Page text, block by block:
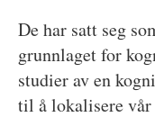
De har satt seg
grunnlaget for
studier av en
til å lokalisere